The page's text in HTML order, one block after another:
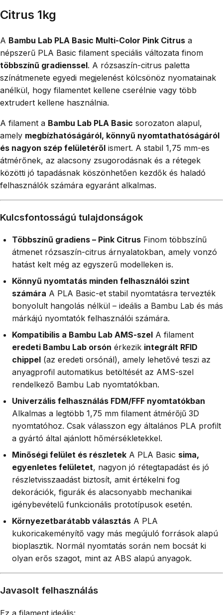
Citrus 1kg
A Bambu Lab PLA Basic Multi-Color Pink Citrus a
népszerű PLA Basic filament speciális változata finom
többszínű gradienssel. A rózsaszín-citrus paletta
színátmenete egyedi megjelenést kölcsönöz nyomatainak
anélkül, hogy filamentet kellene cserélnie vagy több
extrudert kellene használnia.
A filament a Bambu Lab PLA Basic sorozaton alapul,
amely megbízhatóságáról, könnyű nyomtathatóságáról
és nagyon szép felületéről ismert. A stabil 1,75 mm-es
átmérőnek, az alacsony zsugorodásnak és a rétegek
közötti jó tapadásnak köszönhetően kezdők és haladó
felhasználók számára egyaránt alkalmas.
Kulcsfontosságú tulajdonságok
Többszínű gradiens – Pink Citrus Finom többszínű
átmenet rózsaszín-citrus árnyalatokban, amely vonzó
hatást kelt még az egyszerű modelleken is.
Könnyű nyomtatás minden felhasználói szint
számára A PLA Basic-et stabil nyomtatásra tervezték
bonyolult hangolás nélkül – ideális a Bambu Lab és más
márkájú nyomtatók felhasználói számára.
Kompatibilis a Bambu Lab AMS-szel A filament
eredeti Bambu Lab orsón érkezik integrált RFID
chippel (az eredeti orsónál), amely lehetővé teszi az
anyagprofil automatikus betöltését az AMS-szel
rendelkező Bambu Lab nyomtatókban.
Univerzális felhasználás FDM/FFF nyomtatókban
Alkalmas a legtöbb 1,75 mm filament átmérőjű 3D
nyomtatóhoz. Csak válasszon egy általános PLA profilt
a gyártó által ajánlott hőmérsékletekkel.
Minőségi felület és részletek A PLA Basic sima,
egyenletes felületet, nagyon jó rétegtapadást és jó
részletvisszaadást biztosít, amit értékelni fog
dekorációk, figurák és alacsonyabb mechanikai
igénybevételű funkcionális prototípusok esetén.
Környezetbarátabb választás A PLA
kukoricakeményítő vagy más megújuló források alapú
bioplasztik. Normál nyomtatás során nem bocsát ki
olyan erős szagot, mint az ABS alapú anyagok.
Javasolt felhasználás
Ez a filament ideális: